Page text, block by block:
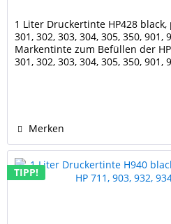
1 Liter Druckertinte HP428
301, 302, 303, 304, 305, 350, 901,
Markentinte zum Befüllen der
301, 302, 303, 304, 305, 350, 901,
Merken
TIPP!